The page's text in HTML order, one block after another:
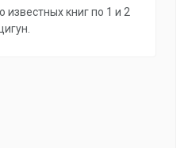
книг по 1 и 2